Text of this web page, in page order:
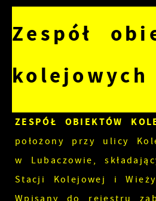
Zespół
kolejowych
ZESPÓŁ OBIEKTÓW
położony przy ulicy
w Lubaczowie,
Stacji Kolejowej i
Wpisany do rejestru